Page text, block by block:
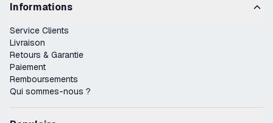
Informations
Service Clients
Livraison
Retours & Garantie
Paiement
Remboursements
Qui sommes-nous ?